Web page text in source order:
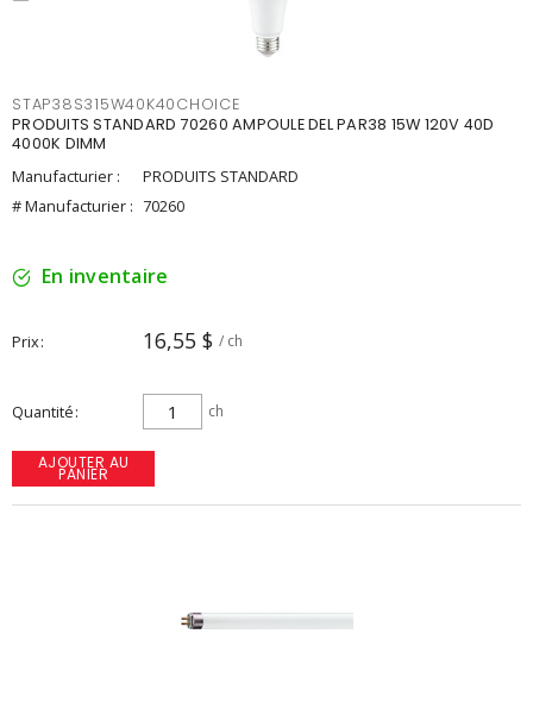
STAP38S315W40K40CHOICE
PRODUITS STANDARD 70260 AMPOULE DEL PAR38 15W 120V 40D
4000K DIMM
Manufacturier :
PRODUITS STANDARD
# Manufacturier : 70260
En inventaire
Prix 16,55 $ / ch
Quantité ch
AJOUTER AU
PANIER